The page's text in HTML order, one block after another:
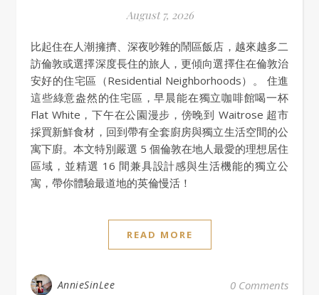
August 7, 2026
比起住在人潮擁擠、深夜吵雜的鬧區飯店，越來越多二
訪倫敦或選擇深度長住的旅人，更傾向選擇住在倫敦治
安好的住宅區（Residential Neighborhoods）。 住進
這些綠意盎然的住宅區，早晨能在獨立咖啡館喝一杯
Flat White，下午在公園漫步，傍晚到 Waitrose 超市
採買新鮮食材，回到帶有全套廚房與獨立生活空間的公
寓下廚。本文特別嚴選 5 個倫敦在地人最愛的理想居住
區域，並精選 16 間兼具設計感與生活機能的獨立公
寓，帶你體驗最道地的英倫慢活！
READ MORE
AnnieSinLee 0 Comments